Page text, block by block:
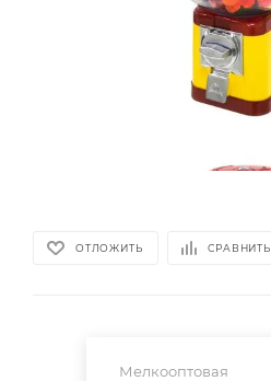
ОТЛОЖИТЬ СРАВНИТЬ
Мелкооптовая